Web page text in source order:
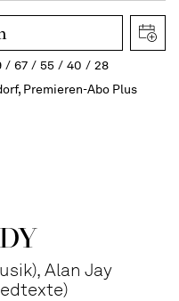
67 55 40
28
Premieren-Abo Plus
Alan Jay